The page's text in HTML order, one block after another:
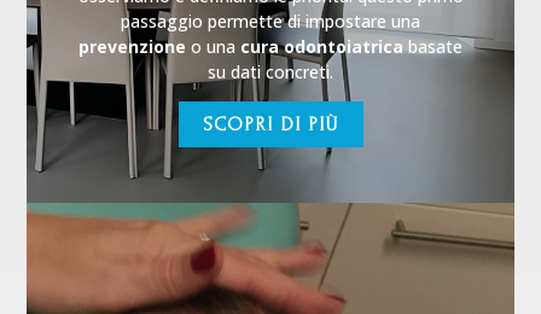
passaggio permette di impostare una
prevenzione o una cura odontoiatricabasate
su dati concreti.
SCOPRI DI PIÙ